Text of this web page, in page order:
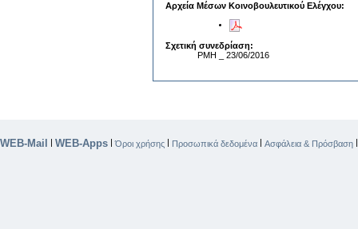
Αρχεία Μέσων Κοινοβουλευτικού Ελέγχου:
Σχετική συνεδρίαση:
ΡΜΗ _ 23/06/2016
WEB-Mail WEB-Apps |Όροι χρήσης Προσωπικά δεδομένα Ασφάλεια & Πρόσβαση